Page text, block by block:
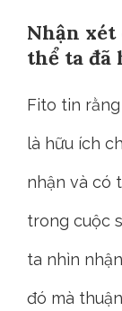
Nhận xét
thể ta đã
Fito tin
là hữu ích
nhận và có
trong cuộc
ta nhìn
đó mà